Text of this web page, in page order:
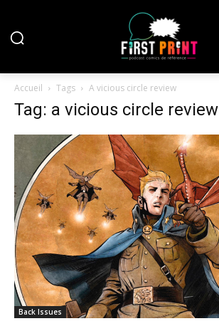
Accueil Tags A vicious circle review
Tag: a vicious circle review
Back Issues